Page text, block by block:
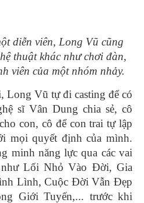
diễn viên, Long Vũ cũng
thuật khác như chơi đàn,
viên của một nhóm nhảy.
Long Vũ tự đi casting để có
sĩ Vân Dung chia sẻ, cô
con, cô để con trai tự lập
mọi quyết định của mình.
minh năng lực qua các vai
Lối Nhỏ Vào Đời, Gia
Lình, Cuộc Đời Vẫn Đẹp
Giới Tuyến,... trước khi